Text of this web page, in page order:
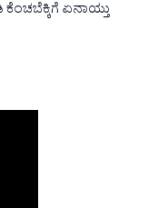
ಏನಾಯ್ತು